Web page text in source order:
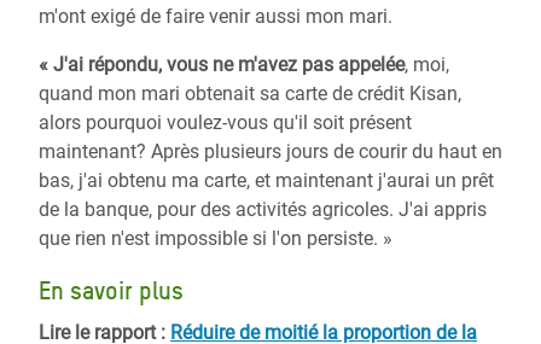
m'ont exigé de faire venir aussi mon mari.
« J'ai répondu, vous ne m'avez pas appelée, moi,
quand mon mari obtenait sa carte de crédit Kisan,
alors pourquoi voulez-vous qu'il soit présent
maintenant? Après plusieurs jours de courir du haut en
bas, j'ai obtenu ma carte, et maintenant j'aurai un prêt
de la banque, pour des activités agricoles. J'ai appris
que rien n'est impossible si l'on persiste. »
En savoir plus
Lire le rapport : Réduire de moitié la proportion de la